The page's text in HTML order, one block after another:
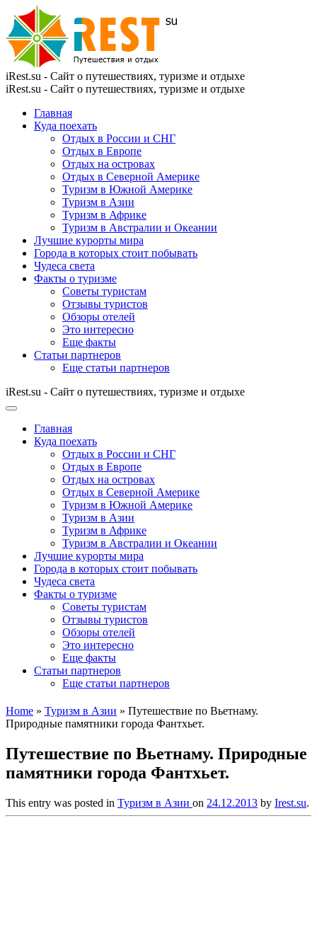
iRest.su - Сайт о путешествиях, туризме и отдыхе
iRest.su - Сайт о путешествиях, туризме и отдыхе
Главная
Куда поехать
Отдых в России и СНГ
Отдых в Европе
Отдых на островах
Отдых в Северной Америке
Туризм в Южной Америке
Туризм в Азии
Туризм в Африке
Туризм в Австралии и Океании
Лучшие курорты мира
Города в которых стоит побывать
Чудеса света
Факты о туризме
Советы туристам
Отзывы туристов
Обзоры отелей
Это интересно
Еще факты
Статьи партнеров
Еще статьи партнеров
iRest.su - Сайт о путешествиях, туризме и отдыхе
Главная
Куда поехать
Отдых в России и СНГ
Отдых в Европе
Отдых на островах
Отдых в Северной Америке
Туризм в Южной Америке
Туризм в Азии
Туризм в Африке
Туризм в Австралии и Океании
Лучшие курорты мира
Города в которых стоит побывать
Чудеса света
Факты о туризме
Советы туристам
Отзывы туристов
Обзоры отелей
Это интересно
Еще факты
Статьи партнеров
Еще статьи партнеров
Home » Туризм в Азии » Путешествие по Вьетнаму.
Природные памятники города Фантхьет.
Путешествие по Вьетнаму. Природные
памятники города Фантхьет.
This entry was posted in Туризм в Азии on 24.12.2013 by Irest.su.